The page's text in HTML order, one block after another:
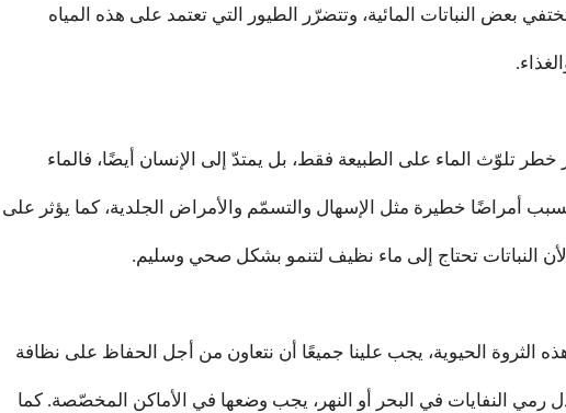
بعض النباتات المائية، وتتضرّر الطيور التي تعتمد على هذه المياه
خطر تلوّث الماء على الطبيعة فقط، بل يمتدّ إلى الإنسان أيضًا، فالماء
أمراضًا خطيرة مثل الإسهال والتسمّم والأمراض الجلدية، كما يؤثر على
لأن النباتات تحتاج إلى ماء نظيف لتنمو بشكل صحي وسليم.
الثروة الحيوية، يجب علينا جميعًا أن نتعاون من أجل الحفاظ على نظافة
رمي النفايات في البحر أو النهر، يجب وضعها في الأماكن المخصّصة. كما